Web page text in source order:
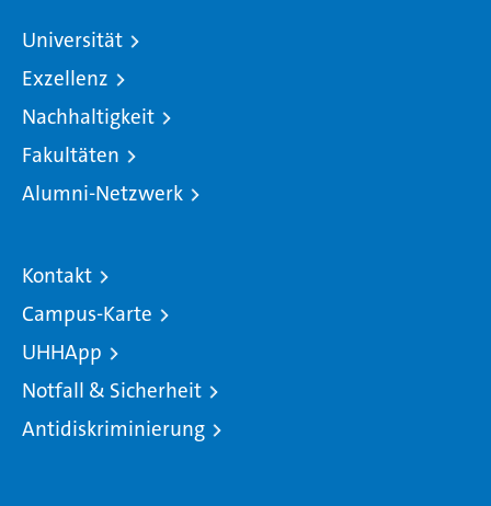
Universität
Exzellenz
Nachhaltigkeit
Fakultäten
Alumni-Netzwerk
Kontakt
Campus-Karte
UHHApp
Notfall & Sicherheit
Antidiskriminierung